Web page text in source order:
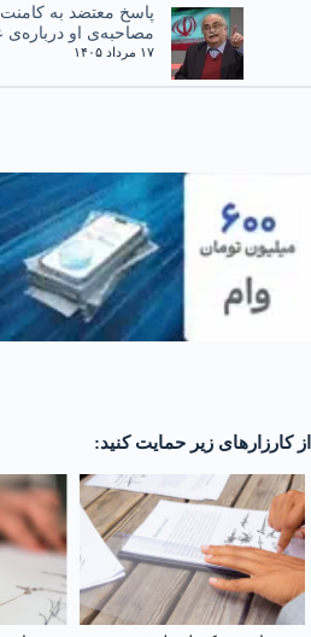
پاسخ معتضد به
مصاحبه‌ی او درباره‌ی
۱۷ مرداد ۱۴۰۵
از کارزارهای زیر حمایت کنید: